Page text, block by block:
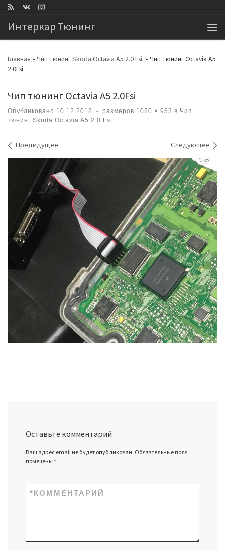
Интеркар Тюнинг
Главная » Чип тюнинг Skoda Octavia A5 2.0 Fsi. » Чип тюнинг Octavia A5
2.0Fsi
Чип тюнинг Octavia A5 2.0Fsi
Опубликовано 10.12.2018 - размеров 1080 × 953 в Чип
тюнинг Skoda Octavia A5 2.0 Fsi.
Навигация по изображениям
Предидущее Следующее
Оставьте комментарий
Ваш адрес email не будет опубликован. Обязательные поля
помечены*
КОММЕНТАРИЙ
*